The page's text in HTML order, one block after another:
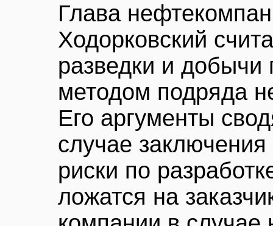
Глава
Ходорковский
разведки и
методом подряда
Его аргументы
случае
риски по
ложатся на